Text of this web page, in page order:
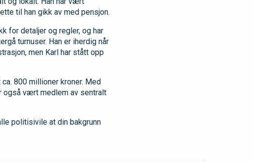
til han gikk av med pensjon.
for detaljer og regler, og har
turnuser. Han er iherdig når
men Karl har stått opp
800 millioner kroner. Med
også vært medlem av sentralt
politisivile at din bakgrunn